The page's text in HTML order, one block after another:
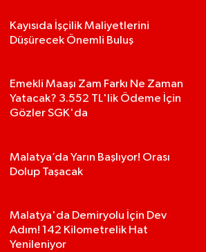
Kayısıda İşçilik Maliyetlerini
Düşürecek Önemli Buluş
Emekli Maaşı Zam Farkı Ne Zaman
Yatacak? 3.552 TL'lik Ödeme İçin
Gözler SGK'da
Malatya’da Yarın Başlıyor! Orası
Dolup Taşacak
Malatya'da Demiryolu İçin Dev
Adım! 142 Kilometrelik Hat
Yenileniyor